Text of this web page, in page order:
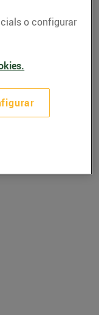
i
o configurar